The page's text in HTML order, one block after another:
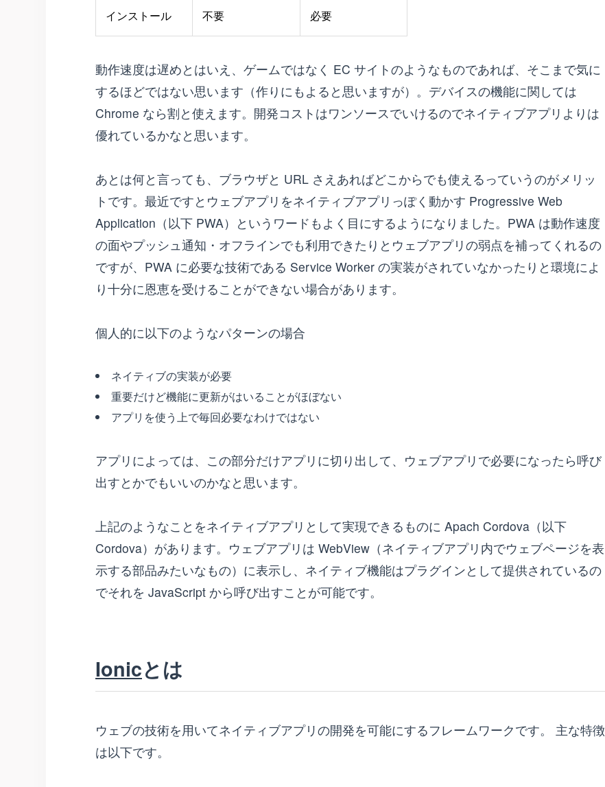
インストール 不要 必要
動作速度は遅めとはいえ、ゲームではなく EC サイトのようなものであれば、そこまで気に
するほどではない思います（作りにもよると思いますが）。デバイスの機能に関しては
Chrome なら割と使えます。開発コストはワンソースでいけるのでネイティブアプリよりは
優れているかなと思います。
あとは何と言っても、ブラウザと URL さえあればどこからでも使えるっていうのがメリッ
トです。最近ですとウェブアプリをネイティブアプリっぽく動かす Progressive Web
Application（以下 PWA）というワードもよく目にするようになりました。PWA は動作速度
の面やプッシュ通知・オフラインでも利用できたりとウェブアプリの弱点を補ってくれるの
ですが、PWA に必要な技術である Service Worker の実装がされていなかったりと環境によ
り十分に恩恵を受けることができない場合があります。
個人的に以下のようなパターンの場合
ネイティブの実装が必要
重要だけど機能に更新がはいることがほぼない
アプリを使う上で毎回必要なわけではない
アプリによっては、この部分だけアプリに切り出して、ウェブアプリで必要になったら呼び
出すとかでもいいのかなと思います。
上記のようなことをネイティブアプリとして実現できるものに Apach Cordova（以下
Cordova）があります。ウェブアプリは WebView（ネイティブアプリ内でウェブページを表
示する部品みたいなもの）に表示し、ネイティブ機能はプラグインとして提供されているの
でそれを JavaScript から呼び出すことが可能です。
Ionicとは
ウェブの技術を用いてネイティブアプリの開発を可能にするフレームワークです。 主な特徴
は以下です。